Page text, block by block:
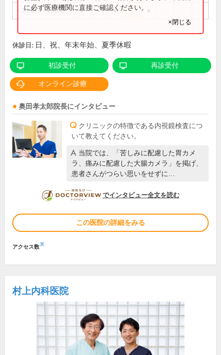
17:00～19:00 ● ● ●
に必ず医療機関に直接ご確認ください。
×閉じる
休診日: 日、祝、年末年始、夏季休暇
初診受付 再診受付
オンライン診療
奥田孝太郎院長にインタビュー
クリニックの特徴である内視鏡検査につ
いて教えてください。
当院では、「苦しみに配慮した胃カメ
ラ、痛みに配慮した大腸カメラ」を掲げ、
患者さんがつらい思いをせずに…
DOCTORVIEW
でインタビュー全文を読む
この医院の詳細をみる
アクセス数※
村上内科医院